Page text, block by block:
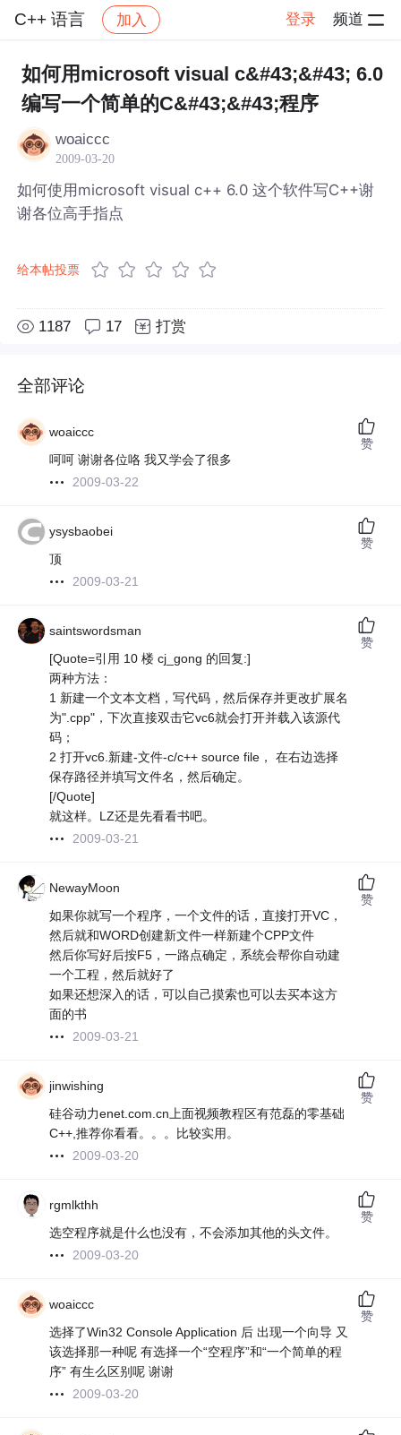
C++ 语言 加入 登录 频道
社区 C++ 语言 帖子详情
如何用microsoft visual c&#43;&#43; 6.0
编写一个简单的C&#43;&#43;程序
woaiccc
2009-03-20
如何使用microsoft visual c++ 6.0 这个软件写C++谢
谢各位高手指点
给本帖投票
1187 17 打赏
全部评论
woaiccc
呵呵 谢谢各位咯 我又学会了很多
2009-03-22
赞
ysysbaobei
顶
2009-03-21
赞
saintswordsman
[Quote=引用 10 楼 cj_gong 的回复:]
两种方法：
1 新建一个文本文档，写代码，然后保存并更改扩展名
为".cpp"，下次直接双击它vc6就会打开并载入该源代
码；
2 打开vc6.新建-文件-c/c++ source file， 在右边选择
保存路径并填写文件名，然后确定。
[/Quote]
就这样。LZ还是先看看书吧。
2009-03-21
赞
NewayMoon
如果你就写一个程序，一个文件的话，直接打开VC，
然后就和WORD创建新文件一样新建个CPP文件
然后你写好后按F5，一路点确定，系统会帮你自动建
一个工程，然后就好了
如果还想深入的话，可以自己摸索也可以去买本这方
面的书
2009-03-21
赞
jinwishing
硅谷动力enet.com.cn上面视频教程区有范磊的零基础
C++,推荐你看看。。。比较实用。
2009-03-20
赞
rgmlkthh
选空程序就是什么也没有，不会添加其他的头文件。
2009-03-20
赞
woaiccc
选择了Win32 Console Application 后 出现一个向导 又
该选择那一种呢 有选择一个“空程序”和“一个简单的程
序” 有生么区别呢 谢谢
2009-03-20
赞